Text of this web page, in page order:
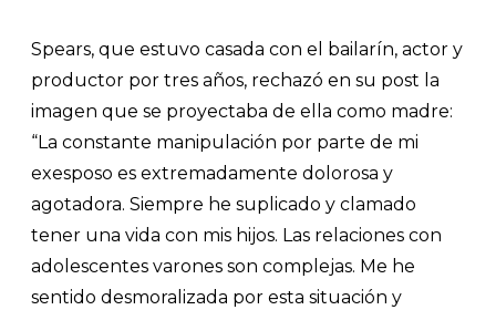
Spears, que estuvo casada con el bailarín, actor y
productor por tres años, rechazó en su post la
imagen que se proyectaba de ella como madre:
“La constante manipulación por parte de mi
exesposo es extremadamente dolorosa y
agotadora. Siempre he suplicado y clamado
tener una vida con mis hijos. Las relaciones con
adolescentes varones son complejas. Me he
sentido desmoralizada por esta situación y